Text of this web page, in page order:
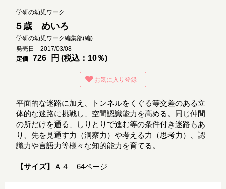
学研の幼児ワーク
５歳 めいろ
学研の幼児ワーク編集部(編)
発売日 2017/03/08
定価
726 円 (税込：10％)
お気に入り登録
平面的な迷路に加え、トンネルをくぐる等交差のある立
体的な迷路に挑戦し、空間認識能力を高める。同じ仲間
の所だけを通る、しりとりで進む等の条件付き迷路もあ
り、先を見通す力（洞察力）や考える力（思考力）、認
識力や言語力等様々な知的能力を育てる。
【サイズ】 Ａ４ 64ページ